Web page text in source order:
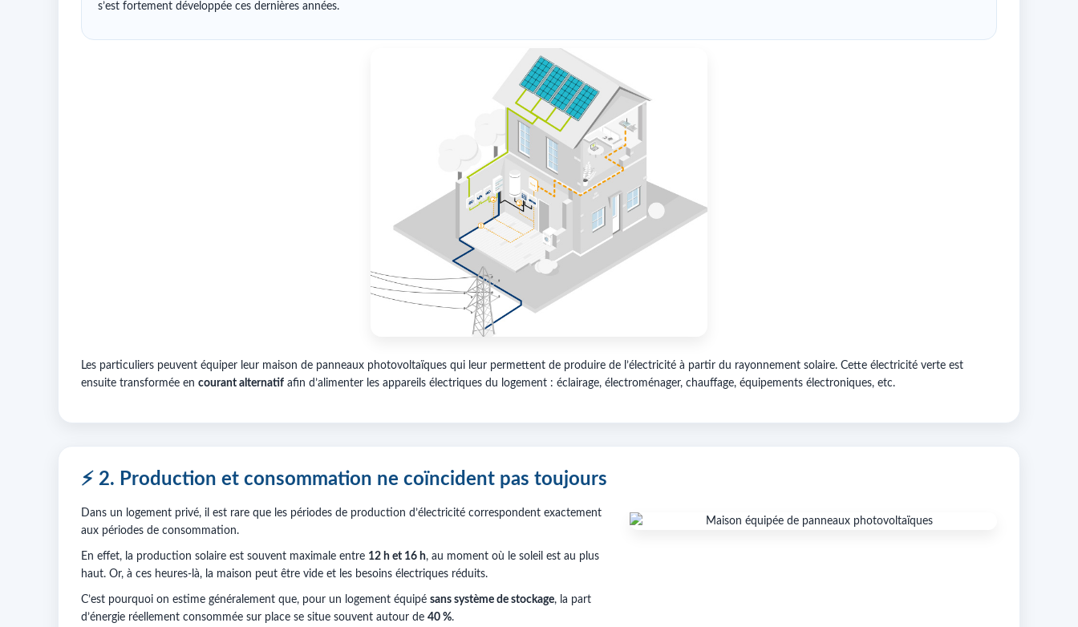
s’est fortement développée ces dernières années.
Les particuliers peuvent équiper leur maison de panneaux photovoltaïques qui leur permettent de produire de l’électricité à partir du rayonnement solaire. Cette électricité verte est
ensuite transformée en courant alternatif afin d’alimenter les appareils électriques du logement : éclairage, électroménager, chauffage, équipements électroniques, etc.
⚡ 2. Production et consommation ne coïncident pas toujours
Dans un logement privé, il est rare que les périodes de production d’électricité correspondent exactement
aux périodes de consommation.
En effet, la production solaire est souvent maximale entre 12 h et 16 h, au moment où le soleil est au plus
haut. Or, à ces heures-là, la maison peut être vide et les besoins électriques réduits.
C’est pourquoi on estime généralement que, pour un logement équipé sans système de stockage, la part
d’énergie réellement consommée sur place se situe souvent autour de 40 %.